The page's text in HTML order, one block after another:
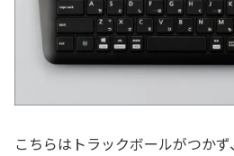
こちらはトラックボールがつか